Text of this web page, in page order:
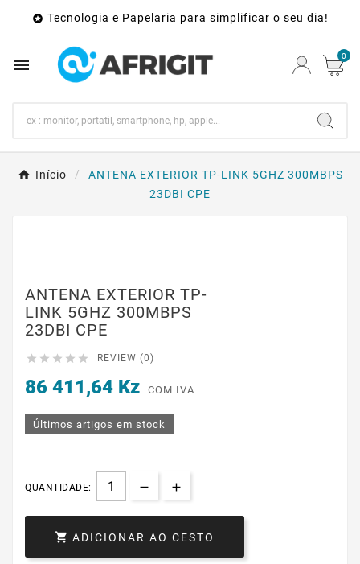
 Tecnologia e Papelaria para simplificar o seu dia!
 0
Início
ANTENA EXTERIOR TP-LINK 5GHZ 300MBPS
23DBI CPE
ANTENA EXTERIOR TP-
LINK 5GHZ 300MBPS
23DBI CPE
     REVIEW (0)
86 411,64 Kz COM IVA
Últimos artigos em stock
QUANTIDADE:
 ADICIONAR AO CESTO